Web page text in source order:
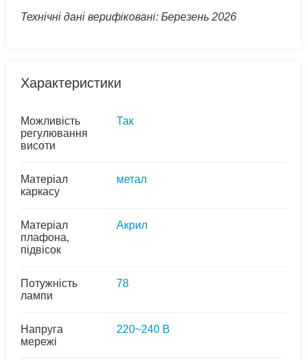
Технічні дані верифіковані: Березень 2026
Характеристики
Можливість
регулювання
висоти
Так
Матеріал
каркасу
метал
Матеріал
плафона,
підвісок
Акрил
Потужність
лампи
78
Напруга
мережі
220~240 В